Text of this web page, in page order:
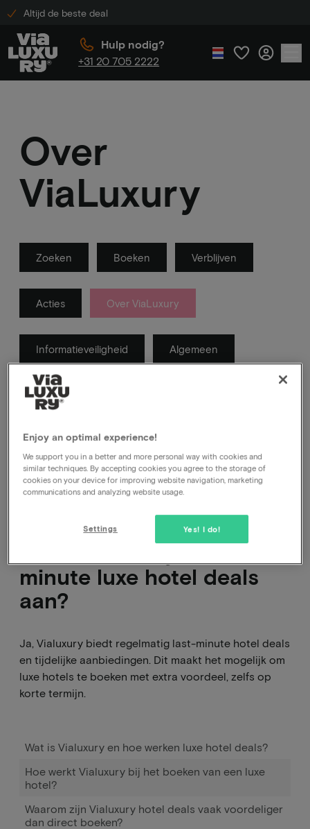
Altijd de beste deal
Hulp nodig?
+31 20 705 2222
Over
ViaLuxury
Zoeken Boeken Verblijven
Acties Over ViaLuxury
Informatieveiligheid Algemeen
In deze categorie vind je antwoorden op vragen
waarvan wij denken dat je die kan hebben over
Vialuxury.
Wat is Vialuxury en hoe werken luxe hotel deals?
Hoe werkt Vialuxury bij het boeken van een luxe
hotel?
Waarom zijn Vialuxury hotel deals vaak voordeliger
dan direct boeken?
Biedt Vialuxury ook last-
minute luxe hotel deals
aan?
Ja, Vialuxury biedt regelmatig last-minute hotel deals
en tijdelijke aanbiedingen. Dit maakt het mogelijk om
luxe hotels te boeken met extra voordeel, zelfs op
korte termijn.
Enjoy an optimal experience!
We support you in a better and more personal way with cookies and
similar techniques. By accepting cookies you agree to the storage of
cookies on your device for improving website navigation, marketing
communications and analyzing website usage.
Yes! I do!
Settings